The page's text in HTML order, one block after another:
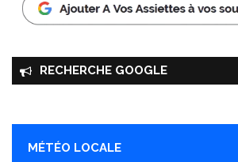
RECHERCHE GOOGLE
MÉTÉO LOCALE